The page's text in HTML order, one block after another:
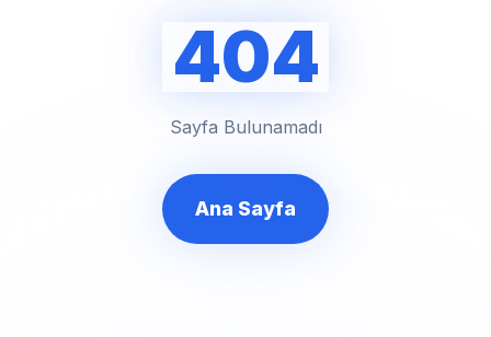
404
Sayfa Bulunamadı
Ana Sayfa